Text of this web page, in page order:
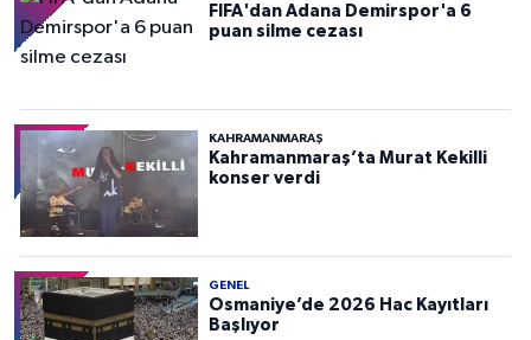
FIFA'dan Adana Demirspor'a 6
puan silme cezası
KAHRAMANMARAŞ
Kahramanmaraş’ta Murat Kekilli
konser verdi
GENEL
Osmaniye’de 2026 Hac Kayıtları
Başlıyor